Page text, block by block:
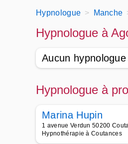
Hypnologue Manche
Hypnologue à
Aucun
Hypnologue à
Marina Hupin
1 avenue Verdun 50200
Hypnothérapie à Coutances